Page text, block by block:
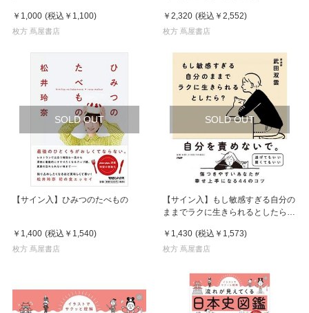
￥1,000 (税込 ￥1,100)
枚方 蔦屋書店
￥2,320 (税込 ￥2,552)
枚方 蔦屋書店
SOLD OUT
【サイン入】ひみつのたべもの
￥1,400 (税込 ￥1,540)
枚方 蔦屋書店
SOLD OUT
【サイン入】もし敏感すぎる自分の
ままでラクに生きられるとしたら？
￥1,430 (税込 ￥1,573)
枚方 蔦屋書店